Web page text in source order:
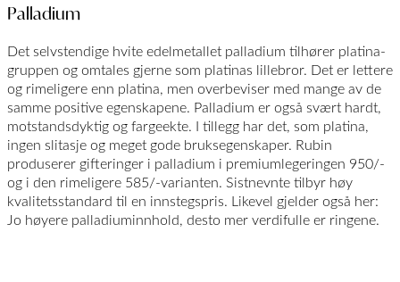
Palladium
Det selvstendige hvite edelmetallet palladium tilhører platina­
gruppen og omtales gjerne som platinas lillebror. Det er lettere
og rimeligere enn platina, men overbeviser med mange av de
samme positive egenskapene. Palladium er også svært hardt,
motstandsdyktig og fargeekte. I tillegg har det, som platina,
ingen slitasje og meget gode bruksegenskaper. Rubin
produserer gifteringer i palladium i premiumlegeringen 950/-
og i den rimeligere 585/-varianten. Sistnevnte tilbyr høy
kvalitetsstandard til en innstegspris. Likevel gjelder også her:
Jo høyere palladiuminnhold, desto mer verdifulle er ringene.